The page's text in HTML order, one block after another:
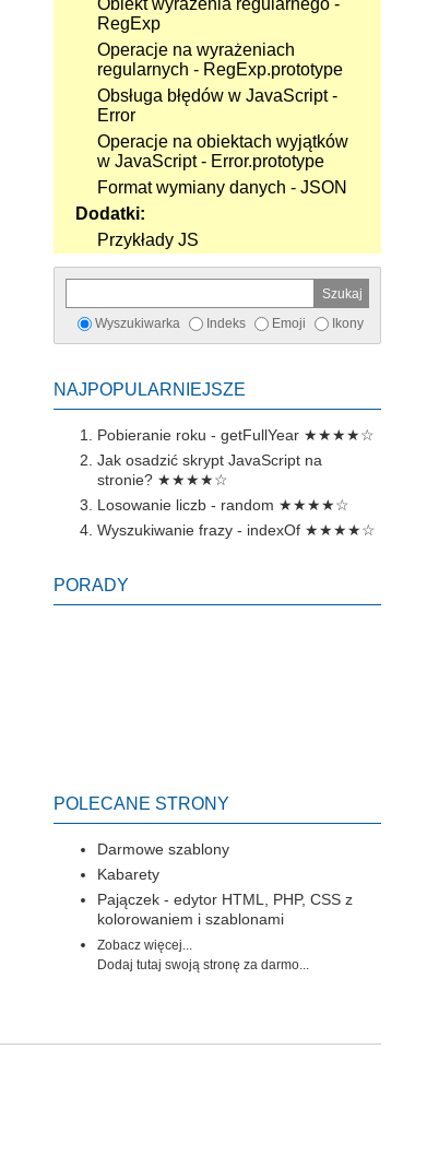
Obiekt wyrażenia regularnego -
RegExp
Operacje na wyrażeniach
regularnych - RegExp.prototype
Obsługa błędów w JavaScript -
Error
Operacje na obiektach wyjątków
w JavaScript - Error.prototype
Format wymiany danych - JSON
Dodatki:
Przykłady JS
Wyszukiwarka Indeks Emoji Ikony
NAJPOPULARNIEJSZE
Pobieranie roku - getFullYear ★★★★☆
Jak osadzić skrypt JavaScript na
stronie? ★★★★☆
Losowanie liczb - random ★★★★☆
Wyszukiwanie frazy - indexOf ★★★★☆
PORADY
POLECANE STRONY
Darmowe szablony
Kabarety
Pajączek - edytor HTML, PHP, CSS z
kolorowaniem i szablonami
Zobacz więcej...
Dodaj tutaj swoją stronę za darmo...